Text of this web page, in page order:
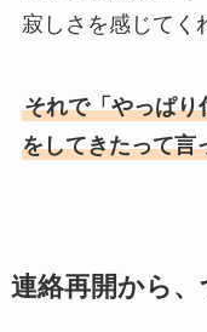
寂しさを感じてく
それで「やっぱり
をしてきたって言
連絡再開から